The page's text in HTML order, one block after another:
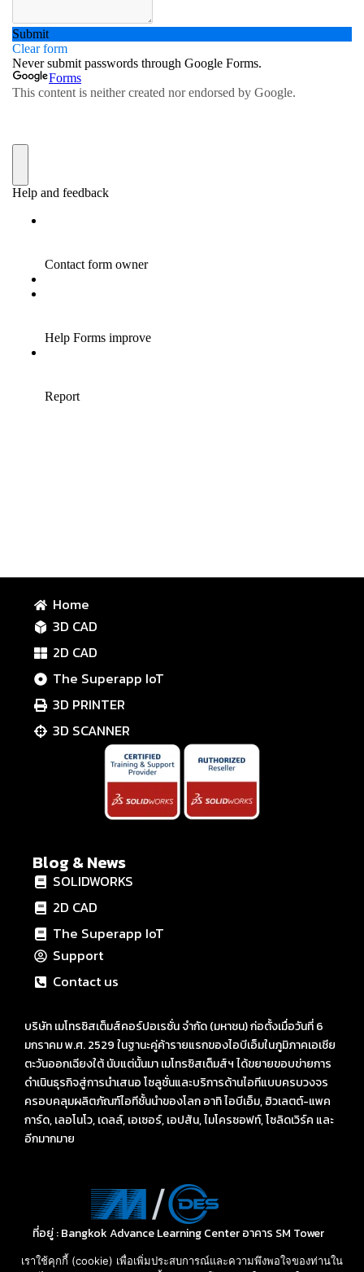
Home
3D CAD
2D CAD
The Superapp IoT
3D PRINTER
3D SCANNER
Blog & News
SOLIDWORKS
2D CAD
The Superapp IoT
Support
Contact us
บริษัท เมโทรซิสเต็มส์คอร์ปอเรชั่น จำกัด (มหาชน) ก่อตั้งเมื่อวันที่ 6
มกราคม พ.ศ. 2529 ในฐานะคู่ค้ารายแรกของไอบีเอ็มในภูมิภาคเอเชีย
ตะวันออกเฉียงใต้ นับแต่นั้นมา เมโทรซิสเต็มส์ฯ ได้ขยายขอบข่ายการ
ดำเนินธุรกิจสู่การนำเสนอ โซลูชั่นและบริการด้านไอทีแบบครบวงจร
ครอบคลุมผลิตภัณฑ์ไอทีชั้นนำของโลก อาทิ ไอบีเอ็ม, ฮิวเลตต์-แพค
การ์ด, เลอโนโว, เดลล์, เอเซอร์, เอปสัน, ไมโครซอฟท์, โซลิดเวิร์ค และ
อีกมากมาย
ที่อยู่ : Bangkok Advance Learning Center อาคาร SM Tower
ชั้น 16 ถนนพหลโยธิน พญาไท กรุงเทพ ฯ 10400
เราใช้คุกกี้ (cookie) เพื่อเพิ่มประสบการณ์และความพึงพอใจของท่านใน